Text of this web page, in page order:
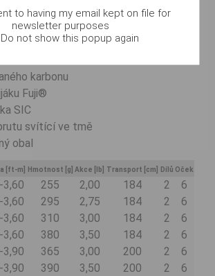
20lbs. Všechny pruty WINDCAST®
ve tmě, umístěný pod sedlem
karbonu
Fuji®
SIC
svítící ve tmě
obal
[ft-m] Hmotnost [g] Akce [lb] Transport [cm] Dílů Oček
3,60 255 2,00 184 2
6
3,60 295 2,75 184 2
6
3,60 310 3,00 184 2
6
3,60 380 3,50 184 2
6
3,90 365 3,00 200 2
6
3,90 390 3,50 200 2
6
to having my email kept on file for
newsletter purposes
Do not show this popup again